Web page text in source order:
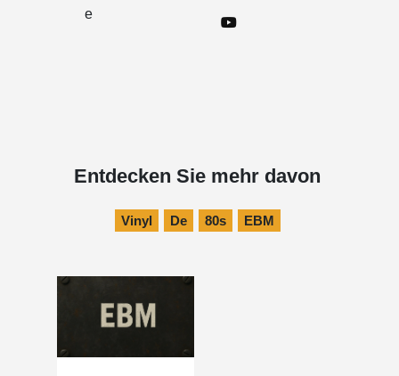
e
Entdecken Sie mehr davon
Vinyl De 80s EBM